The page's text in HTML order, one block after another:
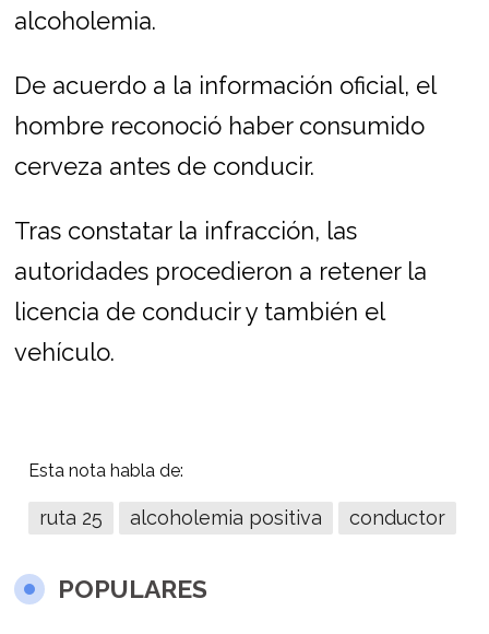
alcoholemia.
De acuerdo a la información oficial, el
hombre reconoció haber consumido
cerveza antes de conducir.
Tras constatar la infracción, las
autoridades procedieron a retener la
licencia de conducir y también el
vehículo.
Esta nota habla de:
ruta 25 alcoholemia positiva conductor
POPULARES